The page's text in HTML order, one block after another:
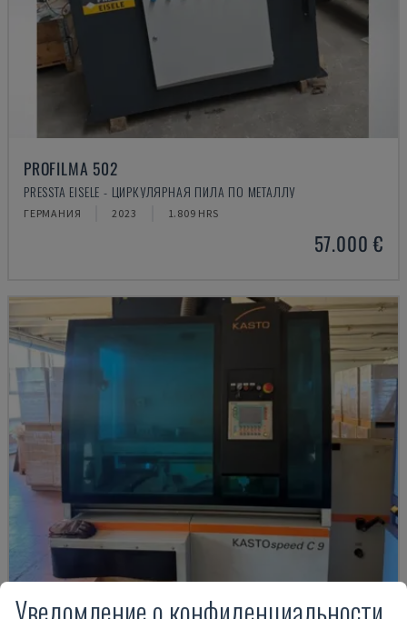
PROFILMA 502
PRESSTA EISELE - ЦИРКУЛЯРНАЯ ПИЛА ПО МЕТАЛЛУ
ГЕРМАНИЯ 2023 1.809 HRS
57.000 €
Уведомление о конфиденциальности